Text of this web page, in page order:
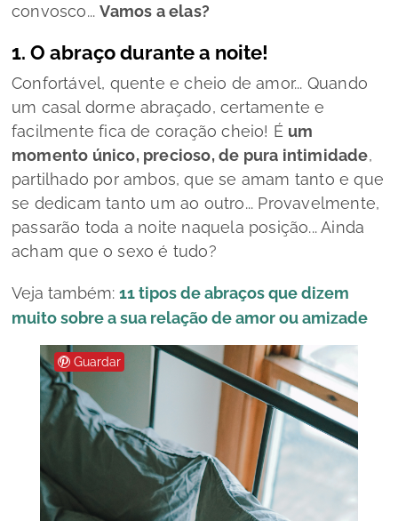
convosco...Vamos a elas?
1. O abraço durante a noite!
Confortável, quente e cheio de amor... Quando
um casal dorme abraçado, certamente e
facilmente fica de coração cheio! É um
momento único, precioso, de pura intimidade,
partilhado por ambos, que se amam tanto e que
se dedicam tanto um ao outro... Provavelmente,
passarão toda a noite naquela posição... Ainda
acham que o sexo é tudo?
Veja também: 11 tipos de abraços que dizem
muito sobre a sua relação de amor ou amizade
Guardar